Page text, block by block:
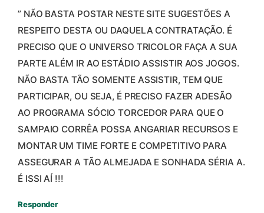
” NÃO BASTA POSTAR NESTE SITE SUGESTÕES A
RESPEITO DESTA OU DAQUELA CONTRATAÇÃO. É
PRECISO QUE O UNIVERSO TRICOLOR FAÇA A SUA
PARTE ALÉM IR AO ESTÁDIO ASSISTIR AOS JOGOS.
NÃO BASTA TÃO SOMENTE ASSISTIR, TEM QUE
PARTICIPAR, OU SEJA, É PRECISO FAZER ADESÃO
AO PROGRAMA SÓCIO TORCEDOR PARA QUE O
SAMPAIO CORRÊA POSSA ANGARIAR RECURSOS E
MONTAR UM TIME FORTE E COMPETITIVO PARA
ASSEGURAR A TÃO ALMEJADA E SONHADA SÉRIA A.
É ISSI AÍ !!!
Responder